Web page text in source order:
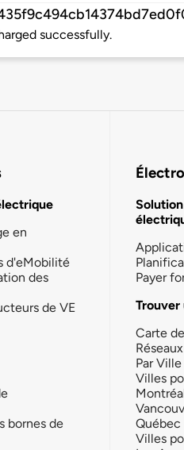
successfully.
en
d'eMobilité
des
de VE
bornes de
Payer
Trouver
Carte
Par Ville
Villes
Québec
Villes